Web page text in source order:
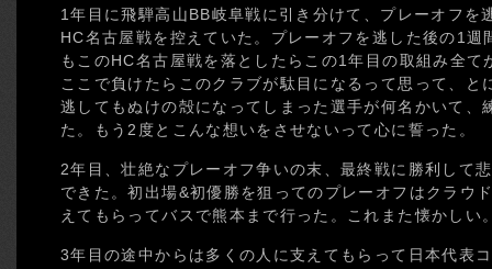
1年目に飛騨高山BB岐阜戦に引き分けて、プレーオフを
HC名古屋戦を控えていた。プレーオフを逃した後の1
もこのHC名古屋戦を落としたらこの1年目の取組み全
ここで負けたらこのクラブが駄目になるって思って、と
逃してもぬけの殻になってしまった選手が何名かいて、
た。もう2度とこんな想いをさせないって心に誓った。
2年目、壮絶なプレーオフ争いの末、最終戦に勝利して
できた。初出場&初優勝を狙ってのプレーオフはクラウ
えてもらってバスで熊本まで行った。これまた懐かしい
3年目の途中からは多くの人に支えてもらって日本代表